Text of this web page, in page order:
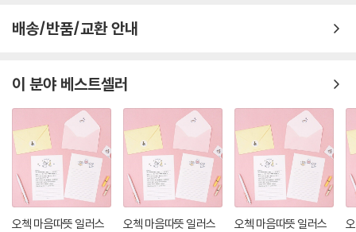
배송/반품/교환 안내
이 분야 베스트셀러
오첵 마음따뜻 일러스
오첵 마음따뜻 일러스
오첵 마음따뜻 일러스